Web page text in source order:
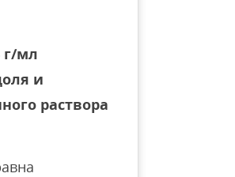
г/мл
и
раствора